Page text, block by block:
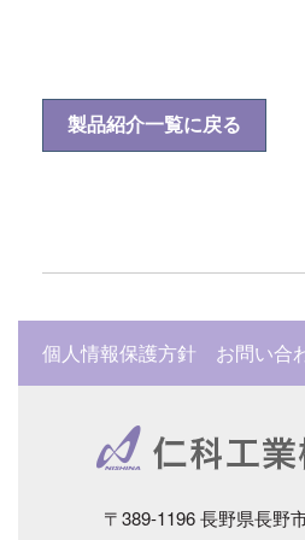
製品紹介一覧に戻る
個人情報保護方針 お問い合
〒389-1196 長野県長野